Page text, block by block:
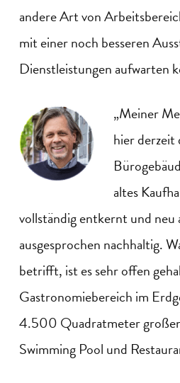
andere Art von
mit einer noch besseren
Dienstleistungen aufwarten
„Meiner
hier derzeit
altes
vollständig entkernt und
ausgesprochen nachhaltig.
betrifft, ist es sehr offen
Gastronomiebereich im
4.500 Quadratmeter
Swimming Pool und